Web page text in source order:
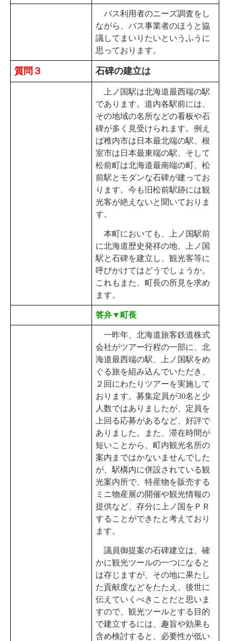
バス利用者のニーズ調査をし
ながら、バス事業者のほうと協
議してまいりたいというふうに
思っております。
質問３ 石碑の建立は
上ノ国駅は北海道最西端の駅
であります。道内各駅前には、
その地域の名所などの看板や石
碑が多く見受けられます。例え
ば稚内市は日本最北端の駅、根
室市は日本最東端の駅、そして
松前町は北海道最南端の町、松
前駅とモダンな石碑が建ってお
ります。今も旧松前駅跡には観
光客が絶えないと聞いておりま
す。
本町においても、上ノ国駅前
に北海道歴史発祥の地、上ノ国
駅と石碑を建立し、観光客等に
呼びかけてはどうでしょうか。
これもまた、町長の所見を求め
ます。
答弁▼町長
一昨年、北海道旅客鉄道株式
会社がツアー行程の一部に、北
海道最西端の駅、上ノ国駅をめ
ぐる旅を組み込んでいただき、
２回にわたりツアーを実施して
おります。募集定員が30名と少
人数ではありましたが、定員を
上回る応募があるなど、好評で
ありました。また、滞在時間が
短いことから、町内観光名所の
案内まではかないませんでした
が、駅構内に併設されている観
光案内所で、特産物を販売する
ミニ物産展の開催や観光情報の
提供など、存分に上ノ国をＰＲ
することができたと考えており
ます。
議員御提案の石碑建立は、確
かに観光ツールの一つになると
は存じますが、その地に果たし
た貢献度などをたたえ、後世に
伝えていくべきことだと思いま
すので、観光ツールとする目的
で建立するには、趣旨や効果も
含め検討すると、必要性が低い